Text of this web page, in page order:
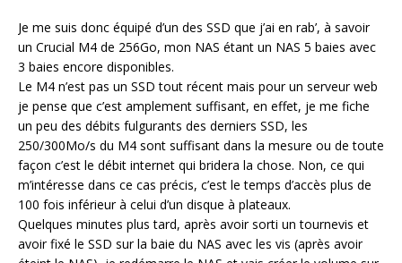
Je me suis donc équipé d’un des SSD que j’ai en rab’, à savoir
un Crucial M4 de 256Go, mon NAS étant un NAS 5 baies avec
3 baies encore disponibles.
Le M4 n’est pas un SSD tout récent mais pour un serveur web
je pense que c’est amplement suffisant, en effet, je me fiche
un peu des débits fulgurants des derniers SSD, les
250/300Mo/s du M4 sont suffisant dans la mesure ou de toute
façon c’est le débit internet qui bridera la chose. Non, ce qui
m’intéresse dans ce cas précis, c’est le temps d’accès plus de
100 fois inférieur à celui d’un disque à plateaux.
Quelques minutes plus tard, après avoir sorti un tournevis et
avoir fixé le SSD sur la baie du NAS avec les vis (après avoir